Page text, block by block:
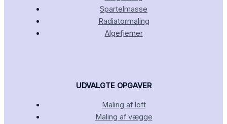
Spartelmasse
Radiatormaling
Algefjerner
UDVALGTE OPGAVER
Maling af loft
Maling af vægge